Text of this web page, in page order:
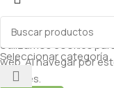
Seleccionar categoría
Utilizamos cookies
web. Al navegar por
cookies.